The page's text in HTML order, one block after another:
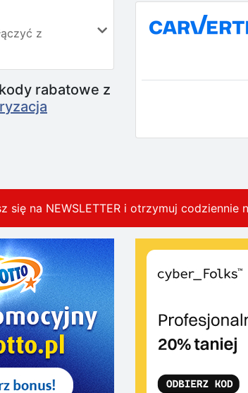
z
rabatowe z
się na NEWSLETTER i otrzymuj codziennie